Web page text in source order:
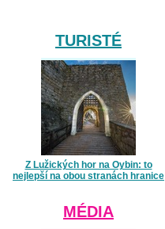
TURISTÉ
Z Lužických hor na Oybin: to
nejlepší na obou stranách hranice
MÉDIA